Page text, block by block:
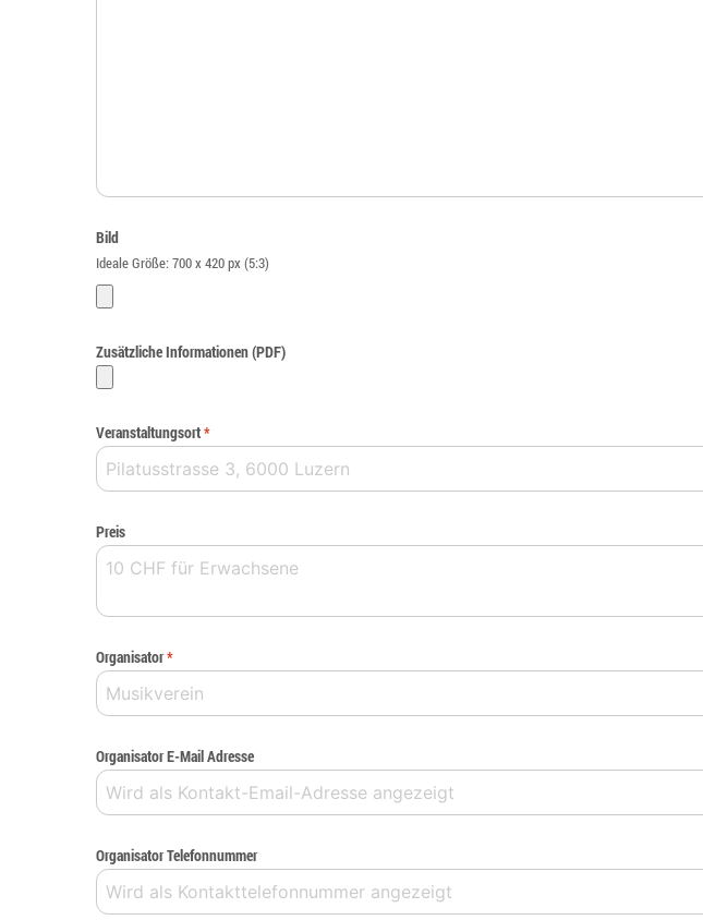
Bild
Ideale Größe: 700 x 420 px (5:3)
Zusätzliche Informationen (PDF)
Veranstaltungsort*
Preis
Organisator*
Organisator E-Mail Adresse
Organisator Telefonnummer